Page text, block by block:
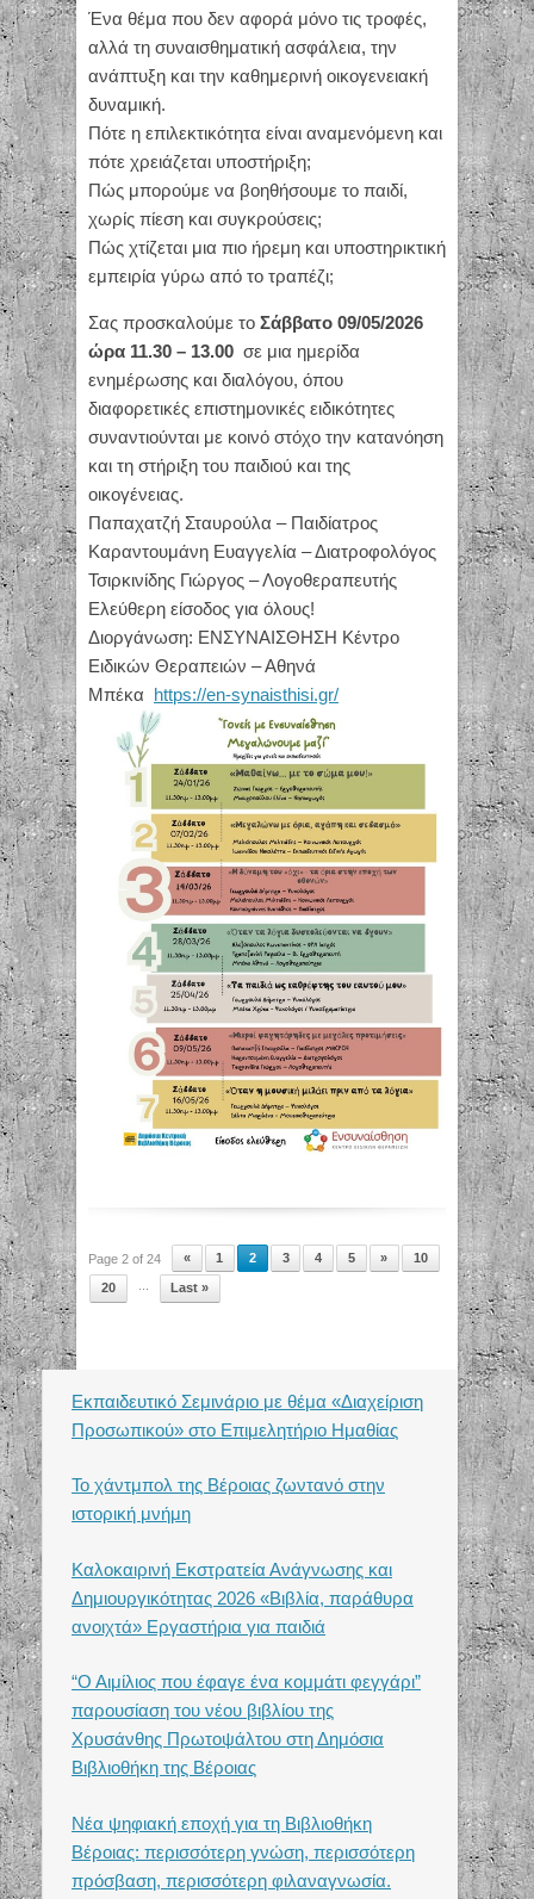
Ένα θέμα που δεν αφορά μόνο τις τροφές,
αλλά τη συναισθηματική ασφάλεια, την
ανάπτυξη και την καθημερινή οικογενειακή
δυναμική.
Πότε η επιλεκτικότητα είναι αναμενόμενη και
πότε χρειάζεται υποστήριξη;
Πώς μπορούμε να βοηθήσουμε το παιδί,
χωρίς πίεση και συγκρούσεις;
Πώς χτίζεται μια πιο ήρεμη και υποστηρικτική
εμπειρία γύρω από το τραπέζι;
Σας προσκαλούμε το Σάββατο 09/05/2026
ώρα 11.30 – 13.00 σε μια ημερίδα
ενημέρωσης και διαλόγου, όπου
διαφορετικές επιστημονικές ειδικότητες
συναντιούνται με κοινό στόχο την κατανόηση
και τη στήριξη του παιδιού και της
οικογένειας.
Παπαχατζή Σταυρούλα – Παιδίατρος
Καραντουμάνη Ευαγγελία – Διατροφολόγος
Τσιρκινίδης Γιώργος – Λογοθεραπευτής
Ελεύθερη είσοδος για όλους!
Διοργάνωση: ΕΝΣΥΝΑΙΣΘΗΣΗ Κέντρο
Ειδικών Θεραπειών – Αθηνά
Μπέκα https://en-synaisthisi.gr/
Page 2 of 24 « 1 2 3 4 5 » 10
20 Last »
Εκπαιδευτικό Σεμινάριο με θέμα «Διαχείριση
Προσωπικού» στο Επιμελητήριο Ημαθίας
Το χάντμπολ της Βέροιας ζωντανό στην
ιστορική μνήμη
Καλοκαιρινή Εκστρατεία Ανάγνωσης και
Δημιουργικότητας 2026 «Βιβλία, παράθυρα
ανοιχτά» Εργαστήρια για παιδιά
“Ο Αιμίλιος που έφαγε ένα κομμάτι φεγγάρι”
παρουσίαση του νέου βιβλίου της
Χρυσάνθης Πρωτοψάλτου στη Δημόσια
Βιβλιοθήκη της Βέροιας
Νέα ψηφιακή εποχή για τη Βιβλιοθήκη
Βέροιας: περισσότερη γνώση, περισσότερη
πρόσβαση, περισσότερη φιλαναγνωσία.